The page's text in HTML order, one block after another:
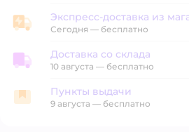
Экспресс-доставка из магазина
Экспресс-доставка из
Сегодня — бесплатно
Доставка со склада
Доставка со склада
10 августа — бесплатно
Пункты выдачи
Пункты выдачи
9 августа — бесплатно